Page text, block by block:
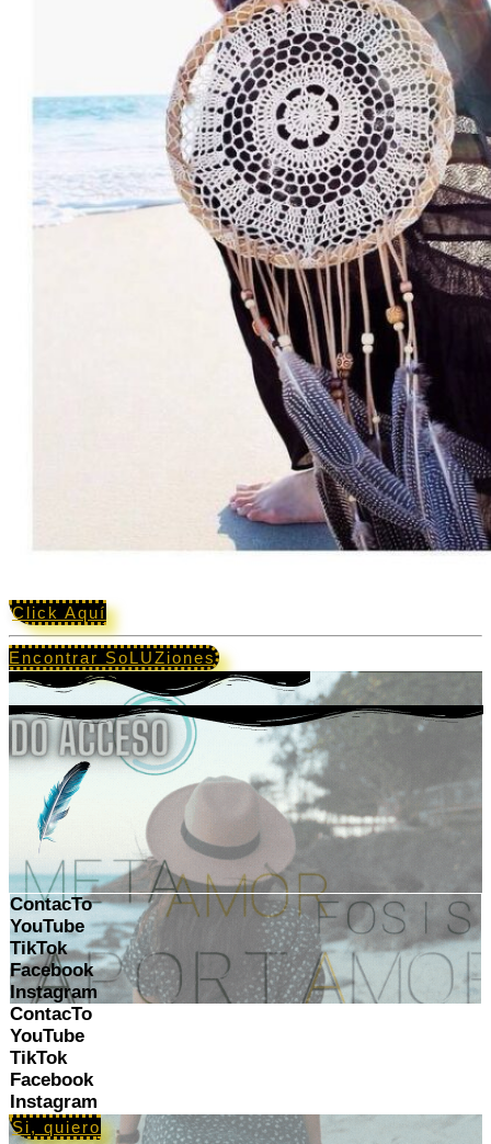
Click Aquí
Encontrar SoLUZiones
ContacTo
YouTube
TikTok
Facebook
Instagram
ContacTo
YouTube
TikTok
Facebook
Instagram
Si, quiero